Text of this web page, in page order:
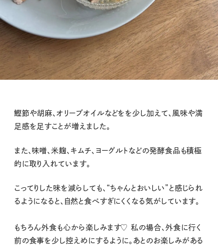
鰹節や胡麻、オリーブオイルなどをを少し加えて、風味や満
足感を足すことが増えました。
また、味噌、米麹、キムチ、ヨーグルトなどの発酵食品も積極
的に取り入れています。
こってりした味を減らしても、 “ちゃんとおいしい ” と感じられ
るようになると、自然と食べすぎにくくなる気がしています。
もちろん外食も心から楽しみます♡私の場合、外食に行く
前の食事を少し控えめにするように。あとのお楽しみがある